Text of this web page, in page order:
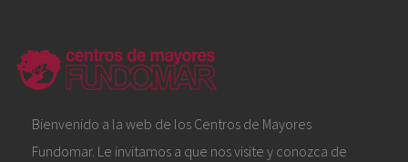
Bienvenido a la web de los Centros de Mayores
Fundomar. Le invitamos a que nos visite y conozca de